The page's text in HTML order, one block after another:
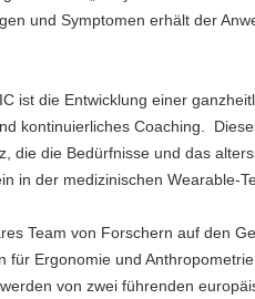
und Symptomen erhält der
ist die Entwicklung einer
kontinuierliches Coaching.
die die Bedürfnisse und das
in der medizinischen Wearable-
Team von Forschern auf den
für Ergonomie und
von zwei führenden